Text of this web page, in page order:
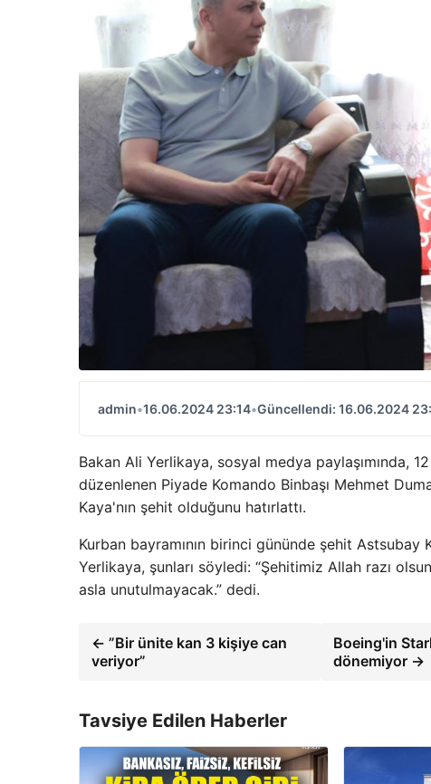
admin•16.06.2024 23:14•Güncellendi: 16.06.2024
Bakan Ali Yerlikaya, sosyal medya paylaşımında,
düzenlenen Piyade Komando Binbaşı Mehmet
Kaya'nın şehit olduğunu hatırlattı.
Kurban bayramının birinci gününde şehit
Yerlikaya, şunları söyledi: “Şehitimiz Allah razı
asla unutulmayacak.” dedi.
← ”Bir ünite kan 3 kişiye can
veriyor”
Boeing'in
dönemiyor →
Tavsiye Edilen Haberler